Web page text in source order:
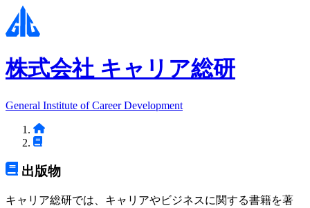
株式会社 キャリア総研
General Institute of Career Development
出版物
キャリア総研では、キャリアやビジネスに関する書籍を著